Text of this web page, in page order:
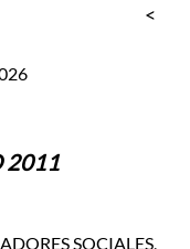
<<
2011
SOCIALES,